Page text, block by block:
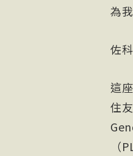
為
佐
這
住
（